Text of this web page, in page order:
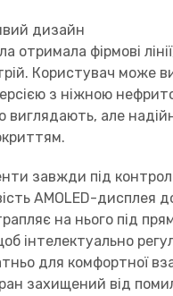
дизайн
отримала фірмові
Користувач може
з ніжною
але
завжди під
AMOLED-
на нього під
інтелектуально
для комфортної
захищений від